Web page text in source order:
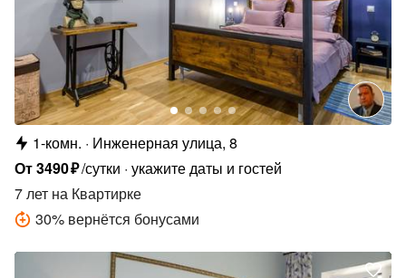
1-комн.
Инженерная улица, 8
От3490₽/сутки укажите даты и гостей
7 лет на Квартирке
30% вернётся бонусами